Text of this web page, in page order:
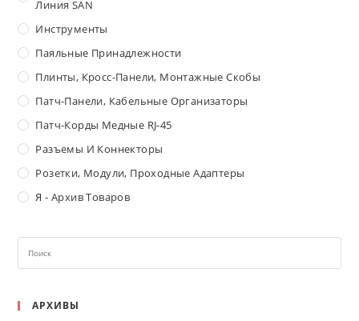
Линия SAN
Инструменты
Паяльные Принадлежности
Плинты, Кросс-Панели, Монтажные Скобы
Патч-Панели, Кабельные Организаторы
Патч-Корды Медные RJ-45
Разъемы И Коннекторы
Розетки, Модули, Проходные Адаптеры
Я - Архив Товаров
АРХИВЫ